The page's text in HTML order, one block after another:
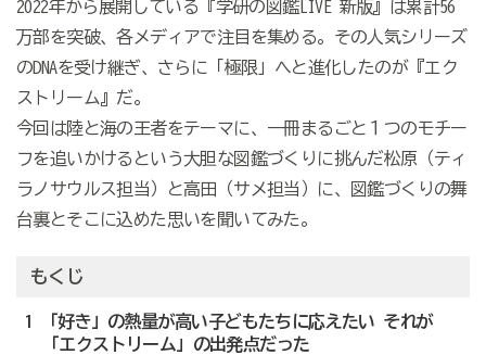
2022年から展開している『学研の図鑑LIVE 新版』は累計56
万部を突破、各メディアで注目を集める。その人気シリーズ
のDNAを受け継ぎ、さらに「極限」へと進化したのが『エク
ストリーム』だ。
今回は陸と海の王者をテーマに、一冊まるごと１つのモチー
フを追いかけるという大胆な図鑑づくりに挑んだ松原（ティ
ラノサウルス担当）と高田（サメ担当）に、図鑑づくりの舞
台裏とそこに込めた思いを聞いてみた。
もくじ
1 「好き」の熱量が高い子どもたちに応えたい それが
「エクストリーム」の出発点だった